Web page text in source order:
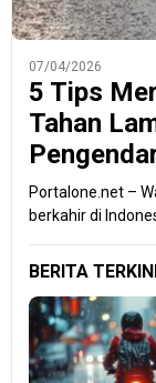
07/04/2026
5 Tips
Tahan
Portalone.net –
berkahir di
BERITA